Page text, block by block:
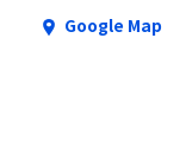
Google Map